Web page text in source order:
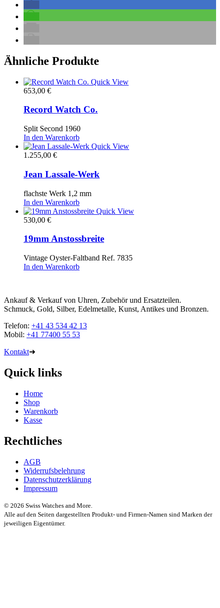
Ähnliche Produkte
Quick View
653,00 €
Record Watch Co.
Split Second 1960
In den Warenkorb
Quick View
1.255,00 €
Jean Lassale-Werk
flachste Werk 1,2 mm
In den Warenkorb
Quick View
530,00 €
19mm Anstossbreite
Vintage Oyster-Faltband Ref. 7835
In den Warenkorb
Ankauf & Verkauf von Uhren, Zubehör und Ersatzteilen.
Schmuck, Gold, Silber, Edelmetalle, Kunst, Antikes und Bronzen.
Telefon: +41 43 534 42 13
Mobil: +41 77400 55 53
Kontakt➜
Quick links
Home
Shop
Warenkorb
Kasse
Rechtliches
AGB
Widerrufsbelehrung
Datenschutzerklärung
Impressum
© 2026 Swiss Watches and More.
Alle auf den Seiten dargestellten Produkt- und Firmen-Namen sind Marken der
jeweiligen Eigentümer.